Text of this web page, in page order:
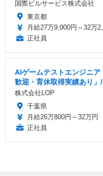
国際ビルサービス株式会社
東京都
月給27万9,000円～32万
正社員
AIゲームテストエンジニ
歓迎・育休取得実績あり
株式会社LOP
千葉県
月給26万800円～32万円
正社員